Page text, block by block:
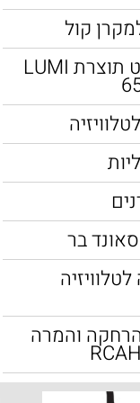
קול
מעלית מרהיט תוצרת LUMI
בר
והמרה